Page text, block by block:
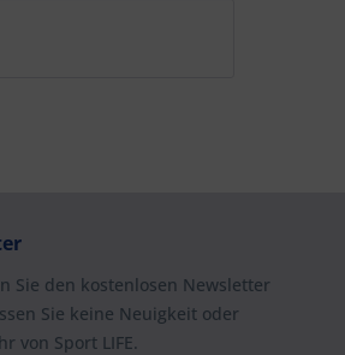
Sie den kostenlosen Newsletter
Sie keine Neuigkeit oder
von Sport LIFE.